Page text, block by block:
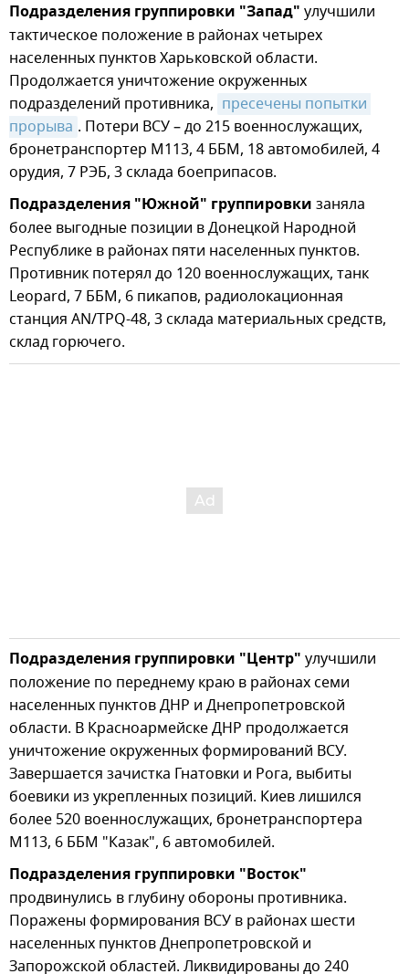
Подразделения группировки "Запад" улучшили
тактическое положение в районах четырех
населенных пунктов Харьковской области.
Продолжается уничтожение окруженных
подразделений противника, пресечены попытки
прорыва . Потери ВСУ – до 215 военнослужащих,
бронетранспортер М113, 4 ББМ, 18 автомобилей, 4
орудия, 7 РЭБ, 3 склада боеприпасов.
Подразделения "Южной" группировки заняла
более выгодные позиции в Донецкой Народной
Республике в районах пяти населенных пунктов.
Противник потерял до 120 военнослужащих, танк
Leopard, 7 ББМ, 6 пикапов, радиолокационная
станция AN/TPQ-48, 3 склада материальных средств,
склад горючего.
Подразделения группировки "Центр" улучшили
положение по переднему краю в районах семи
населенных пунктов ДНР и Днепропетровской
области. В Красноармейске ДНР продолжается
уничтожение окруженных формирований ВСУ.
Завершается зачистка Гнатовки и Рога, выбиты
боевики из укрепленных позиций. Киев лишился
более 520 военнослужащих, бронетранспортера
М113, 6 ББМ "Казак", 6 автомобилей.
Подразделения группировки "Восток"
продвинулись в глубину обороны противника.
Поражены формирования ВСУ в районах шести
населенных пунктов Днепропетровской и
Запорожской областей. Ликвидированы до 240